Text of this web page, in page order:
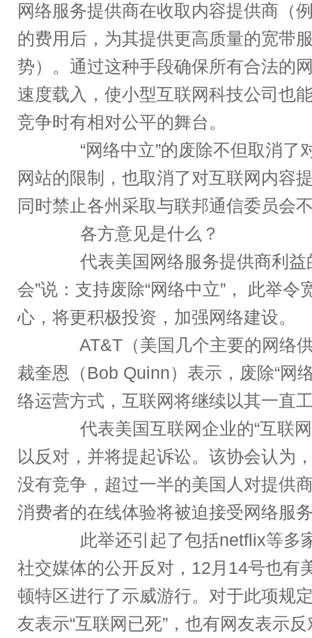
网络服务提供商在收取内容提供商（
的费用后，为其提供更高质量的宽带
势）。通过这种手段确保所有合法的
速度载入，使小型互联网科技公司也
竞争时有相对公平的舞台。
“网络中立”的废除不但取消了
网站的限制，也取消了对互联网内容
同时禁止各州采取与联邦通信委员会
各方意见是什么？
代表美国网络服务提供商利益
会”说：支持废除“网络中立”， 此举令
心，将更积极投资，加强网络建设。
AT&T（美国几个主要的网络
裁奎恩（Bob Quinn）表示，废除“网
络运营方式，互联网将继续以其一直
代表美国互联网企业的“互联网
以反对，并将提起诉讼。该协会认为
没有竞争，超过一半的美国人对提供
消费者的在线体验将被迫接受网络服
此举还引起了包括netflix等多
社交媒体的公开反对，12月14号也有
顿特区进行了示威游行。对于此项规
友表示“互联网已死”，也有网友表示